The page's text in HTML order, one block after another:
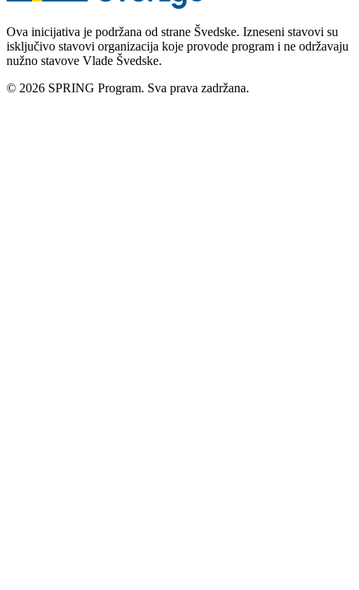
Ova inicijativa je podržana od strane Švedske. Izneseni stavovi su
isključivo stavovi organizacija koje provode program i ne održavaju
nužno stavove Vlade Švedske.
© 2026 SPRING Program. Sva prava zadržana.